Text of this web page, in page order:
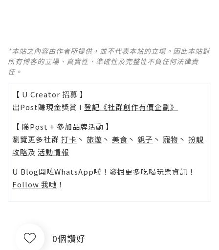
*本站之內容由作者所提供，並不代表本站的立場。因此本站對
所有博客的立場、真實性、準確性及完整性不負任何法律責
任。
【 U Creator 招募 】
出Post賺現金獎賞 l 登記《社群創作有價企劃》
【 睇Post + 參加品牌活動 】
瀏覽更多社群 打卡 丶 旅遊 丶 美食 丶 親子 丶 寵物 丶 扮靚
攻略及 活動情報
U Blog開咗WhatsApp啦！發掘更多吃喝玩樂資訊！
Follow 我哋 ！
0個讚好